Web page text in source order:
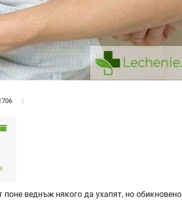
веднъж някого да ухапят, но обикновено